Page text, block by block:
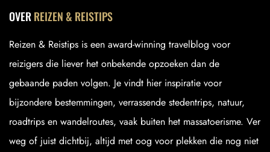
OVERREIZEN & REISTIPS
Reizen & Reistips is een award-winning travelblog voor
reizigers die liever het onbekende opzoeken dan de
gebaande paden volgen. Je vindt hier inspiratie voor
bijzondere bestemmingen, verrassende stedentrips, natuur,
roadtrips en wandelroutes, vaak buiten het massatoerisme. Ver
weg of juist dichtbij, altijd met oog voor plekken die nog niet